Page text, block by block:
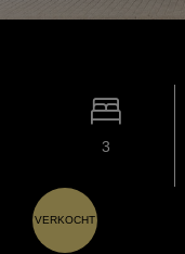
3
VERKOCHT